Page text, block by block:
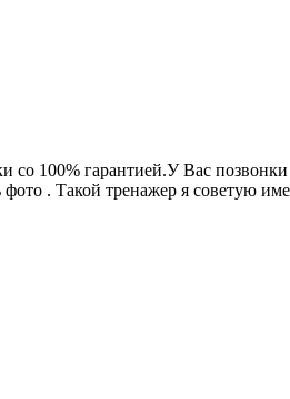
со 100% гарантией.У Вас
. Такой тренажер я советую